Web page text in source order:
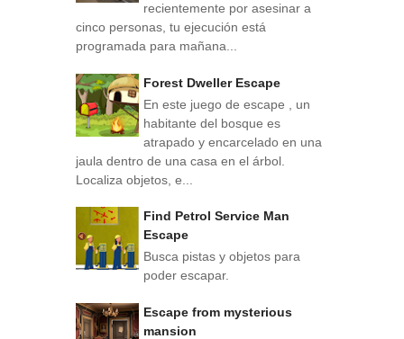
recientemente por asesinar a
cinco personas, tu ejecución está
programada para mañana...
Forest Dweller Escape
En este juego de escape , un
habitante del bosque es
atrapado y encarcelado en una
jaula dentro de una casa en el árbol.
Localiza objetos, e...
Find Petrol Service Man
Escape
Busca pistas y objetos para
poder escapar.
Escape from mysterious
mansion